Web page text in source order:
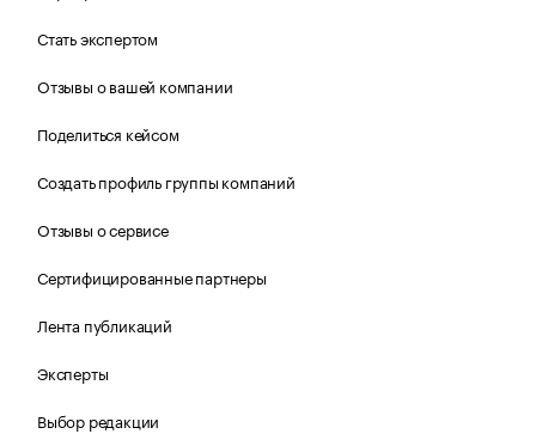
Стать экспертом
Отзывы о вашей компании
Поделиться кейсом
Создать профиль группы компаний
Отзывы о сервисе
Сертифицированные партнеры
Лента публикаций
Эксперты
Выбор редакции